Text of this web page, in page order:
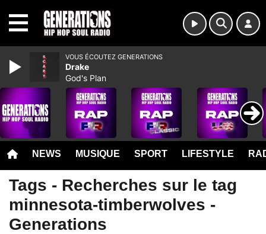
NEWS MUSIQUE SPORT LIFESTYLE
Tags - Recherches sur le tag
minnesota-timberwolves -
Generations
VOUS ÉCOUTEZ GENERATIONS
Drake
God's Plan